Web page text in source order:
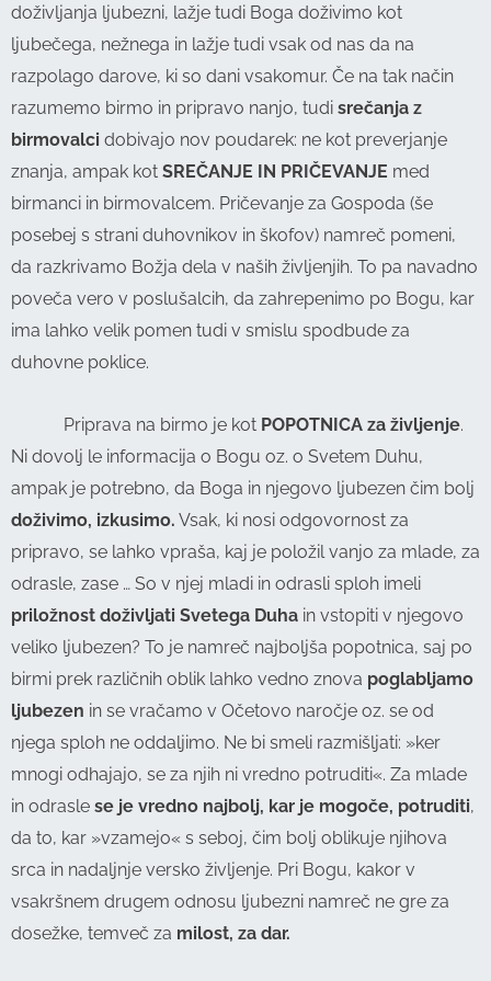
doživljanja ljubezni, lažje tudi Boga doživimo kot
ljubečega, nežnega in lažje tudi vsak od nas da na
razpolago darove, ki so dani vsakomur. Če na tak način
razumemo birmo in pripravo nanjo, tudi srečanja z
birmovalci dobivajo nov poudarek: ne kot preverjanje
znanja, ampak kot SREČANJE IN PRIČEVANJE med
birmanci in birmovalcem. Pričevanje za Gospoda (še
posebej s strani duhovnikov in škofov) namreč pomeni,
da razkrivamo Božja dela v naših življenjih. To pa navadno
poveča vero v poslušalcih, da zahrepenimo po Bogu, kar
ima lahko velik pomen tudi v smislu spodbude za
duhovne poklice.
Priprava na birmo je kot POPOTNICA za življenje.
Ni dovolj le informacija o Bogu oz. o Svetem Duhu,
ampak je potrebno, da Boga in njegovo ljubezen čim bolj
doživimo, izkusimo. Vsak, ki nosi odgovornost za
pripravo, se lahko vpraša, kaj je položil vanjo za mlade, za
odrasle, zase … So v njej mladi in odrasli sploh imeli
priložnost doživljati Svetega Duha in vstopiti v njegovo
veliko ljubezen? To je namreč najboljša popotnica, saj po
birmi prek različnih oblik lahko vedno znova poglabljamo
ljubezen in se vračamo v Očetovo naročje oz. se od
njega sploh ne oddaljimo. Ne bi smeli razmišljati: »ker
mnogi odhajajo, se za njih ni vredno potruditi«. Za mlade
in odrasle se je vredno najbolj, kar je mogoče, potruditi,
da to, kar »vzamejo« s seboj, čim bolj oblikuje njihova
srca in nadaljnje versko življenje. Pri Bogu, kakor v
vsakršnem drugem odnosu ljubezni namreč ne gre za
dosežke, temveč za milost, za dar.